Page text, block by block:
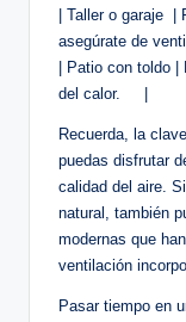
| Taller o⁢ garaje
asegúrate de
| Patio⁢ con toldo
del calor. ⁢ ‍ ‌ ‌ |
Recuerda, la
puedas disfrutar
calidad del ‌aire.
natural, también‍
modernas que
⁣ventilación
Pasar ⁤tiempo en